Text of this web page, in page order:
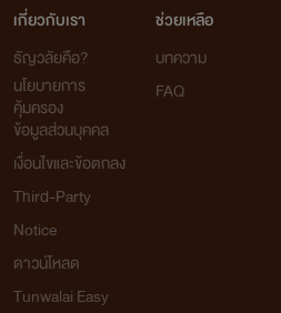
เกี่ยวกับเรา
ธัญวลัยคือ?
นโยบายการ
คุ้มครอง
ข้อมูลส่วนบุคคล
เงื่อนไขและข้อตกลง
Third-Party
Notice
ดาวน์โหลด
Tunwalai Easy
ช่วยเหลือ
บทความ
FAQ